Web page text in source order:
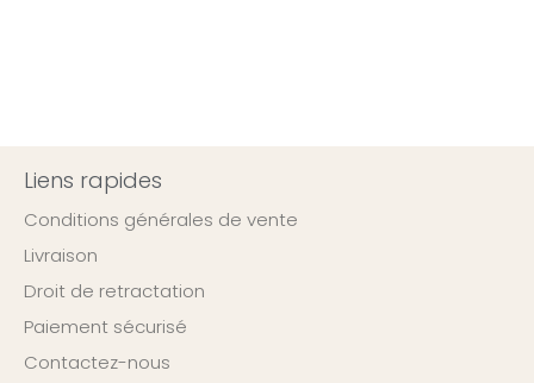
Liens rapides
Conditions générales de vente
Livraison
Droit de retractation
Paiement sécurisé
Contactez-nous